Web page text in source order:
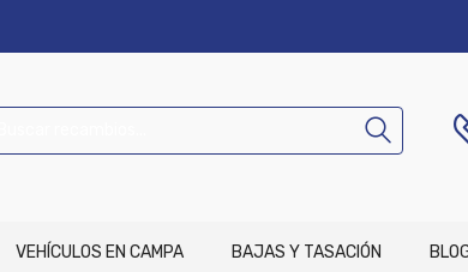
VEHÍCULOS EN CAMPA BAJAS Y TASACIÓN